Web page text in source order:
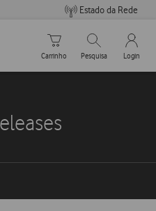
Estado da Rede
Carrinho de compras
Carrinho
Pesquisar
Pesquisa
My
Login